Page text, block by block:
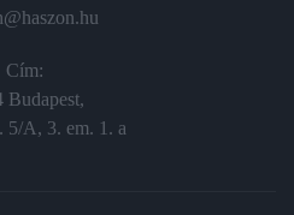
Cím:
Budapest,
5/A, 3. em. 1. a